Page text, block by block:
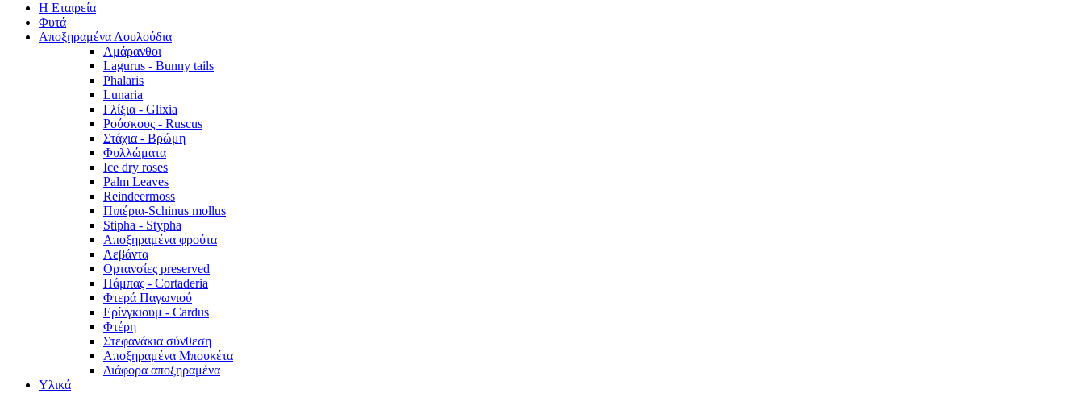
Η Εταιρεία
Φυτά
Αποξηραμένα Λουλούδια
Αμάρανθοι
Lagurus - Bunny tails
Phalaris
Lunaria
Γλίξια - Glixia
Ρούσκους - Ruscus
Στάχια - Βρώμη
Φυλλώματα
Ice dry roses
Palm Leaves
Reindeermoss
Πιπέρια-Schinus mollus
Stipha - Stypha
Αποξηραμένα φρούτα
Λεβάντα
Ορτανσίες preserved
Πάμπας - Cortaderia
Φτερά Παγωνιού
Ερίνγκιουμ - Cardus
Φτέρη
Στεφανάκια σύνθεση
Αποξηραμένα Μπουκέτα
Διάφορα αποξηραμένα
Υλικά